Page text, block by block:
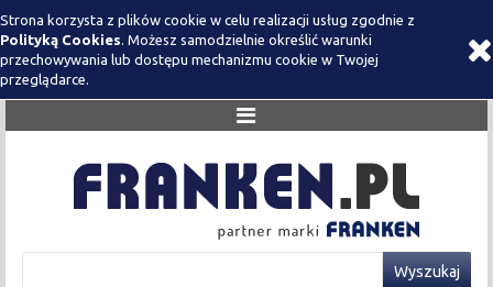
Strona korzysta z plików cookie w celu realizacji usług zgodnie z
Polityką Cookies. Możesz samodzielnie określić warunki
przechowywania lub dostępu mechanizmu cookie w Twojej
przeglądarce.